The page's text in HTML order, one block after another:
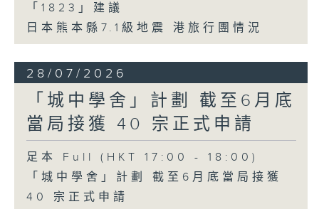
「1823」建議
日本熊本縣7.1級地震 港旅行團情況
28/07/2026
「城中學舍」計劃 截至6月底
當局接獲 40 宗正式申請
足本 Full (HKT 17:00 - 18:00)
「城中學舍」計劃 截至6月底當局接獲
40 宗正式申請